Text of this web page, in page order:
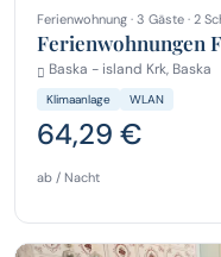
Ferienwohnung · 3 Gäste · 2
Ferienwohnungen
Baska - island Krk, Baska
Klimaanlage WLAN
64,29 €
ab / Nacht